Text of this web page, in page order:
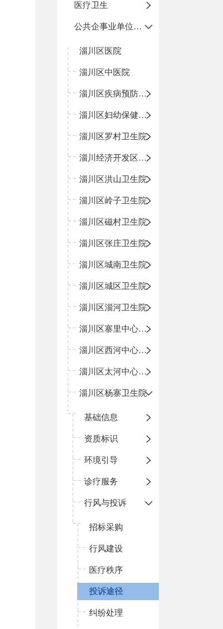
医疗卫生
公共企事业单位信息公开
淄川区医院
淄川区中医院
淄川区疾病预防控制中心
淄川区妇幼保健计划生育服务中心
淄川区罗村卫生院
淄川经济开发区卫生院
淄川区洪山卫生院
淄川区岭子卫生院
淄川区磁村卫生院
淄川区张庄卫生院
淄川区城南卫生院
淄川区城区卫生院
淄川区淄河卫生院
淄川区寨里中心卫生院
淄川区西河中心卫生院
淄川区太河中心卫生院
淄川区杨寨卫生院
基础信息
资质标识
环境引导
诊疗服务
行风与投诉
招标采购
行风建设
医疗秩序
投诉途径
纠纷处理